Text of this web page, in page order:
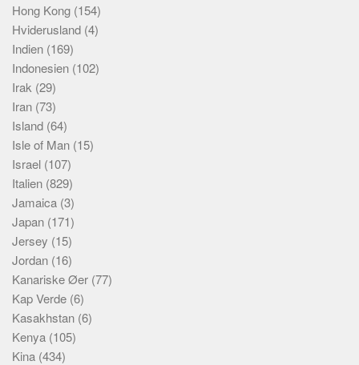
Hong Kong (154)
Hviderusland (4)
Indien (169)
Indonesien (102)
Irak (29)
Iran (73)
Island (64)
Isle of Man (15)
Israel (107)
Italien (829)
Jamaica (3)
Japan (171)
Jersey (15)
Jordan (16)
Kanariske Øer (77)
Kap Verde (6)
Kasakhstan (6)
Kenya (105)
Kina (434)